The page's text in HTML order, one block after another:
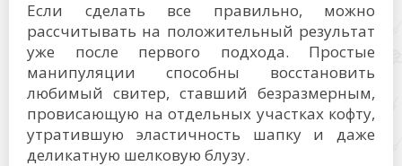
Если сделать все правильно, можно
рассчитывать на положительный результат
уже после первого подхода. Простые
манипуляции способны восстановить
любимый свитер, ставший безразмерным,
провисающую на отдельных участках кофту,
утратившую эластичность шапку и даже
деликатную шелковую блузу.